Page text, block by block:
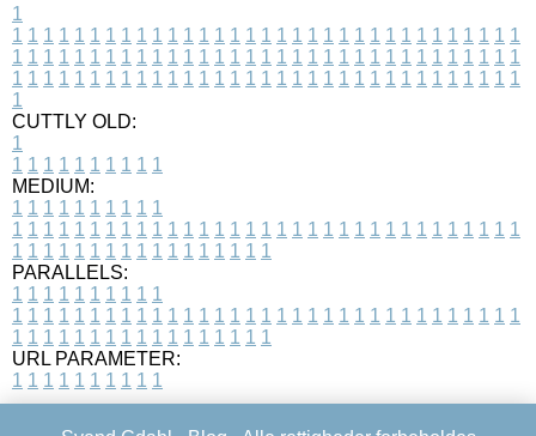
1
1 1 1 1 1 1 1 1 1 1 1 1 1 1 1 1 1 1 1 1 1 1 1 1 1 1 1 1 1 1 1 1 1
1 1 1 1 1 1 1 1 1 1 1 1 1 1 1 1 1 1 1 1 1 1 1 1 1 1 1 1 1 1 1 1 1
1 1 1 1 1 1 1 1 1 1 1 1 1 1 1 1 1 1 1 1 1 1 1 1 1 1 1 1 1 1 1 1 1
1
CUTTLY OLD:
1
1 1 1 1 1 1 1 1 1 1
MEDIUM:
1 1 1 1 1 1 1 1 1 1
1 1 1 1 1 1 1 1 1 1 1 1 1 1 1 1 1 1 1 1 1 1 1 1 1 1 1 1 1 1 1 1 1
1 1 1 1 1 1 1 1 1 1 1 1 1 1 1 1 1
PARALLELS:
1 1 1 1 1 1 1 1 1 1
1 1 1 1 1 1 1 1 1 1 1 1 1 1 1 1 1 1 1 1 1 1 1 1 1 1 1 1 1 1 1 1 1
1 1 1 1 1 1 1 1 1 1 1 1 1 1 1 1 1
URL PARAMETER:
1 1 1 1 1 1 1 1 1 1